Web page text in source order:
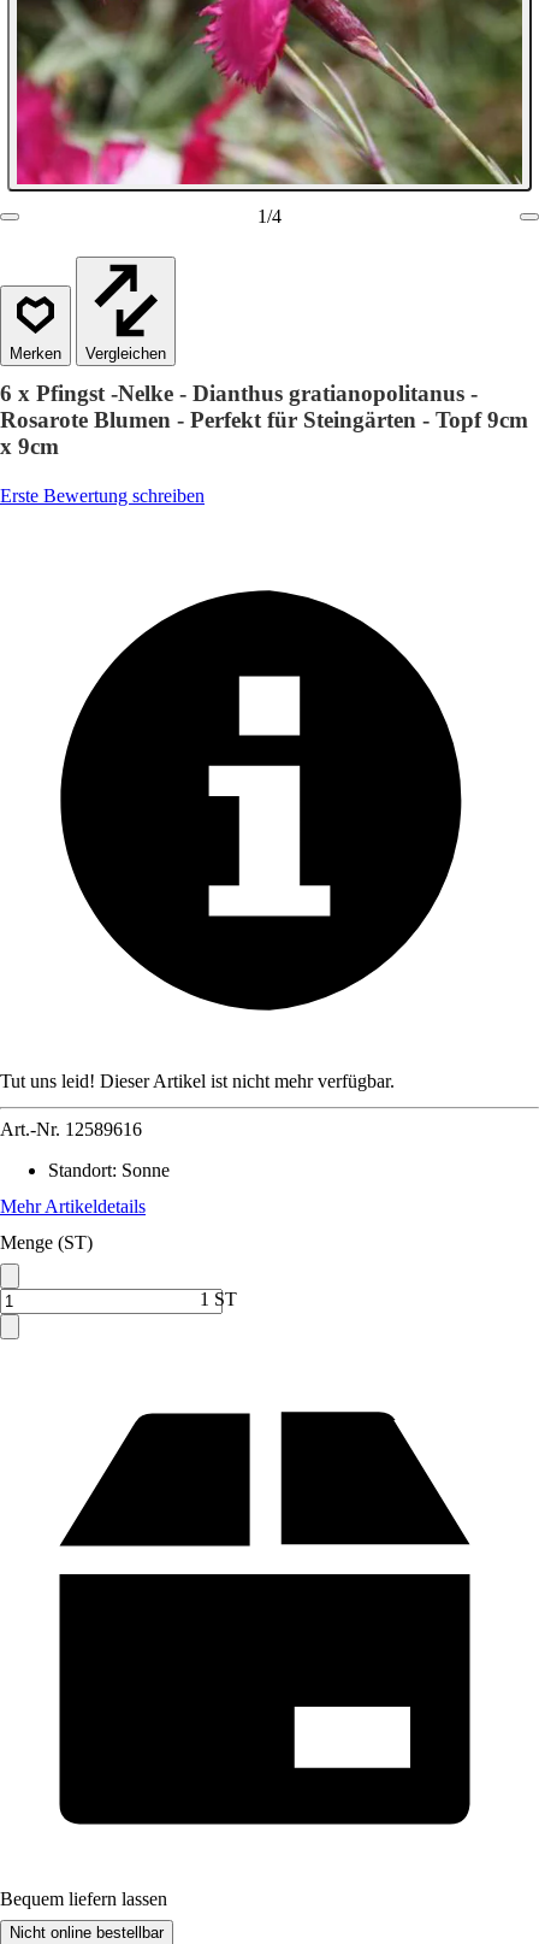
1/4
Vergleichen
6 x Pfingst -Nelke - Dianthus gratianopolitanus -
Rosarote Blumen - Perfekt für Steingärten - Topf 9cm
x 9cm
Erste Bewertung schreiben
Tut uns leid! Dieser Artikel ist nicht mehr verfügbar.
Art.-Nr. 12589616
Standort: Sonne
Mehr Artikeldetails
Menge (ST)
1 ST
Bequem liefern lassen
Nicht online bestellbar